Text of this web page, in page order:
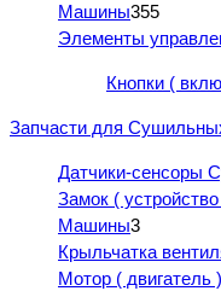
Машины355
Элементы
Кнопки (
Запчасти для
Датчики-сенсоры
Замок (
Машины3
Крыльчатка
Мотор (